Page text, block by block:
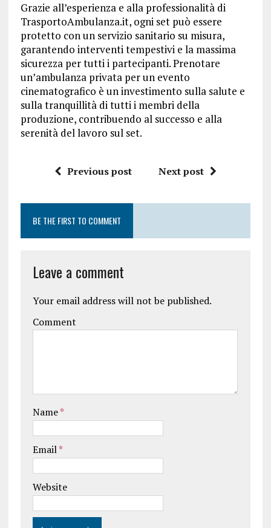
Grazie all’esperienza e alla professionalità di
TrasportoAmbulanza.it, ogni set può essere
protetto con un servizio sanitario su misura,
garantendo interventi tempestivi e la massima
sicurezza per tutti i partecipanti. Prenotare
un’ambulanza privata per un evento
cinematografico è un investimento sulla salute e
sulla tranquillità di tutti i membri della
produzione, contribuendo al successo e alla
serenità del lavoro sul set.
Previous post Next post
BE THE FIRST TO COMMENT
Leave a comment
Your email address will not be published.
Comment
Name*
Email*
Website